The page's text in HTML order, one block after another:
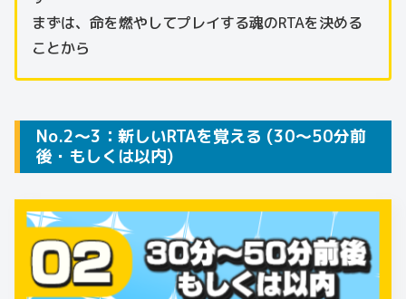
まずは、命を燃やしてプレイする魂のRTAを決める
ことから
No.2～3：新しいRTAを覚える (30～50分前
後・もしくは以内)